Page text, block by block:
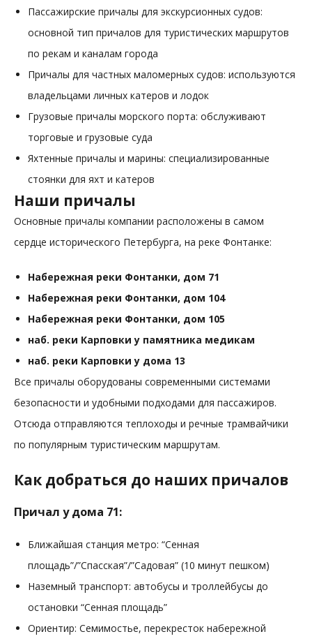
Пассажирские причалы для экскурсионных судов:
основной тип причалов для туристических маршрутов
по рекам и каналам города
Причалы для частных маломерных судов: используются
владельцами личных катеров и лодок
Грузовые причалы морского порта: обслуживают
торговые и грузовые суда
Яхтенные причалы и марины: специализированные
стоянки для яхт и катеров
Наши причалы
Основные причалы компании расположены в самом
сердце исторического Петербурга, на реке Фонтанке:
Набережная реки Фонтанки, дом 71
Набережная реки Фонтанки, дом 104
Набережная реки Фонтанки, дом 105
наб. реки Карповки у памятника медикам
наб. реки Карповки у дома 13
Все причалы оборудованы современными системами
безопасности и удобными подходами для пассажиров.
Отсюда отправляются теплоходы и речные трамвайчики
по популярным туристическим маршрутам.
Как добраться до наших причалов
Причал у дома 71:
Ближайшая станция метро: “Сенная
площадь”/”Спасская”/”Садовая” (10 минут пешком)
Наземный транспорт: автобусы и троллейбусы до
остановки “Сенная площадь”
Ориентир: Семимостье, перекресток набережной